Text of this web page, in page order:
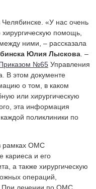
«У нас очень
помощь,
ними, – рассказала
Юлия Лыскова . –
№65 Управления
В этом документе
о том, в каком
или хирургическую
эта информация
поликлиники по
рамках ОМС
кариеса и его
а также хирургическую
операций,